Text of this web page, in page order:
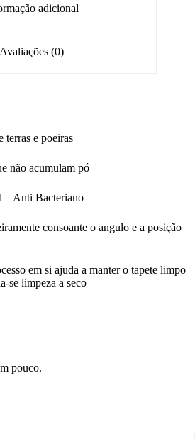
adicional
Avaliações (0)
terras e poeiras
não acumulam pó
– Anti Bacteriano
consoante o angulo e a posição
em si ajuda a manter o tapete limpo
se limpeza a seco
pouco.